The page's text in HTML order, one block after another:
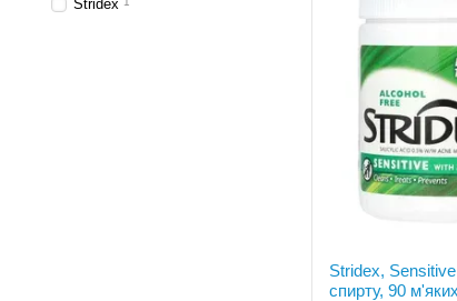
Stridex,
спирту, 90
Stridex